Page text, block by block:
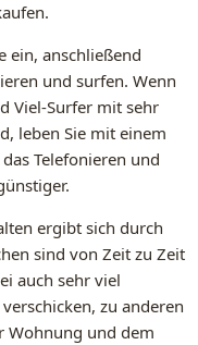
ein, anschließend
und surfen. Wenn
Viel-Surfer mit sehr
leben Sie mit einem
Telefonieren und
ergibt sich durch
sind von Zeit zu Zeit
auch sehr viel
zu anderen
Wohnung und dem